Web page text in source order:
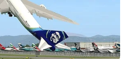
sama untuk menangani
Liu Nian Bai yang kembali ke
kebenaran tentang kematian ibunya.
Nian Bai. Tak hanya itu, Wu